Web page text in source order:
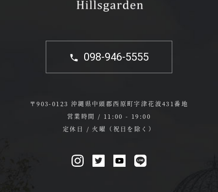
098-946-5555
〒903-0123 沖縄県中頭郡西原町字津花波431番地
営業時間 / 11:00 - 19:00
定休日 / 火曜（祝日を除く）